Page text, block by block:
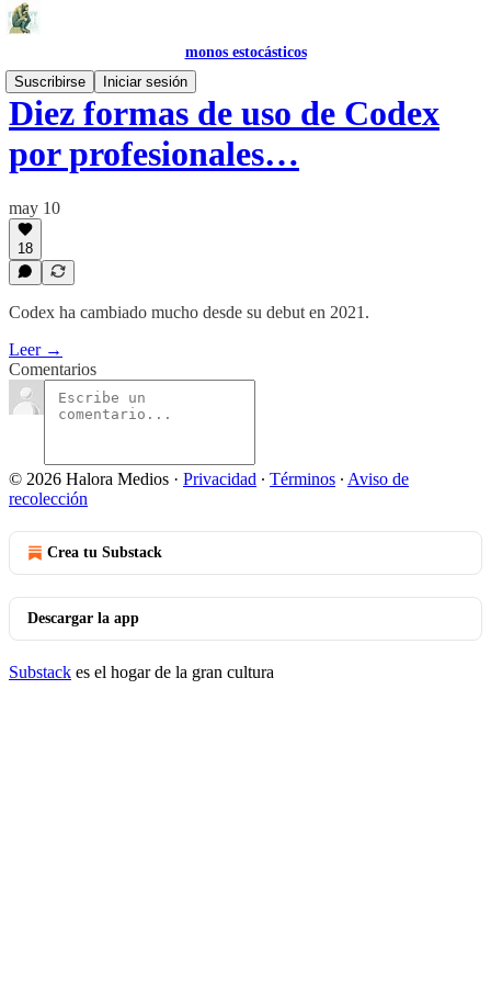
monos estocásticos
Suscribirse
Iniciar sesión
Diez formas de uso de Codex
por profesionales…
may 10
18
Codex ha cambiado mucho desde su debut en 2021.
Leer →
Comentarios
© 2026 Halora Medios · Privacidad ∙ Términos ∙ Aviso de
recolección
Crea tu Substack
Descargar la app
Substack es el hogar de la gran cultura